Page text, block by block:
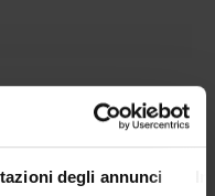
degli annunci
dal Dipartimento